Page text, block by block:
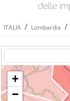
delle
ITALIA / Lombardia /